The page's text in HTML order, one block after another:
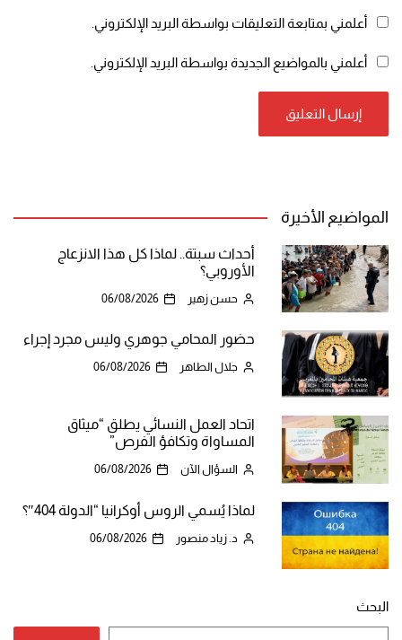
أعلمني بمتابعة التعليقات بواسطة البريد الإلكتروني.
أعلمني بالمواضيع الجديدة بواسطة البريد الإلكتروني.
المواضيع الأخيرة
أحداث سبتة.. لماذا كل هذا الانزعاج
الأوروبي؟
حسن زهير 06/08/2026
حضور المحامي جوهري وليس مجرد إجراء
جلال الطاهر 06/08/2026
اتحاد العمل النسائي يطلق “ميثاق
المساواة وتكافؤ الفرص”
السؤال الآن 06/08/2026
لماذا يُسمي الروس أوكرانيا “الدولة 404″؟
د. زياد منصور 06/08/2026
البحث